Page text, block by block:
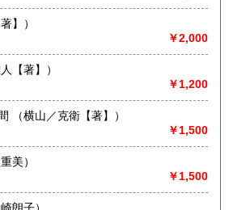
科学、サブカルチャー、古書一般（そ
著】）
￥2,000
雅人【著】）
￥1,200
誰のものでもない時間 （横山／克衛【著】）
￥1,500
八重美）
￥1,500